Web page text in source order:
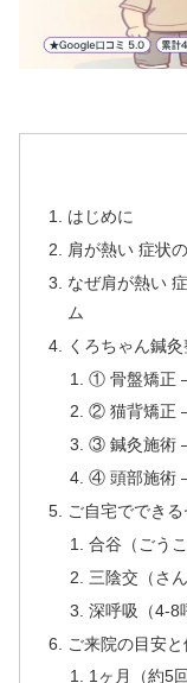
はじめに
肩が熱い 症状
なぜ肩が熱い
ム
くろちゃん鍼
① 骨盤矯正
② 猫背矯正
③ 鍼灸施術
④ 頭部施術
ご自宅ででき
合谷（ごう
三陰交（さ
深呼吸（4-8
ご来院の目安
1ヶ月（約5